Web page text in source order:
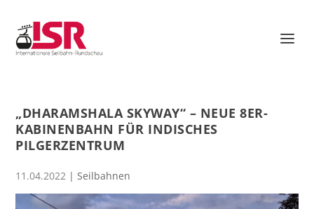
„DHARAMSHALA SKYWAY“ – NEUE 8ER-
KABINENBAHN FÜR INDISCHES
PILGERZENTRUM
11.04.2022 |Seilbahnen